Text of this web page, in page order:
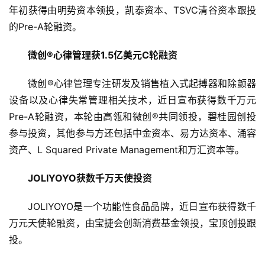
年初获得由明势资本领投，凯泰资本、TSVC清谷资本跟投
的Pre-A轮融资。
微创®心律管理获1.5亿美元C轮融资
微创®心律管理专注研发及销售植入式起搏器和除颤器
设备以及心律失常管理相关技术，近日宣布获得数千万元
Pre-A轮融资，本轮由高瓴和微创®共同领投，碧桂园创投
参与投资，其他参与方还包括中金资本、易方达资本、涌容
资产、L Squared Private Management和万汇资本等。
JOLIYOYO获数千万天使投资
JOLIYOYO是一个功能性食品品牌，近日宣布获得数千
万元天使轮融资，由宝捷会创新消费基金领投，宝顶创投跟
投。